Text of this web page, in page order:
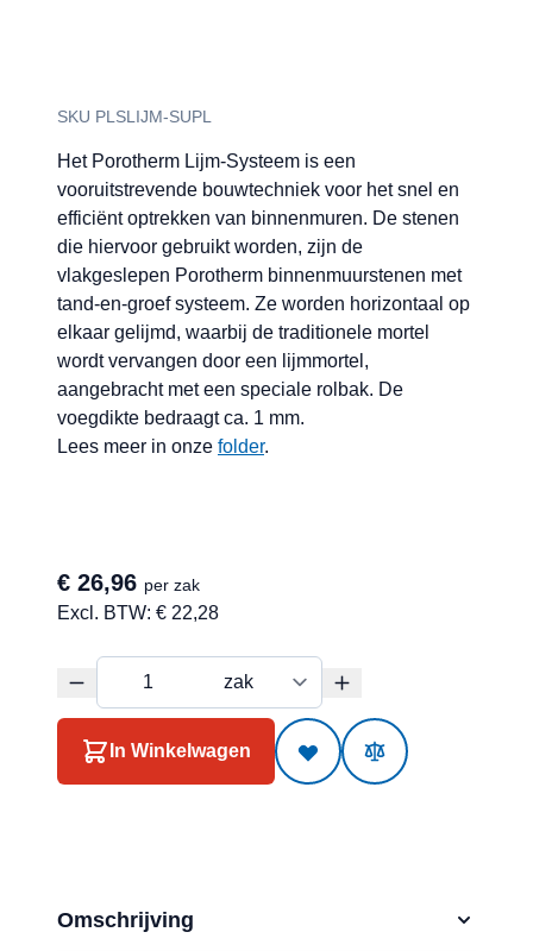
SKU PLSLIJM-SUPL
Het Porotherm Lijm-Systeem is een
vooruitstrevende bouwtechniek voor het snel en
efficiënt optrekken van binnenmuren. De stenen
die hiervoor gebruikt worden, zijn de
vlakgeslepen Porotherm binnenmuurstenen met
tand-en-groef systeem. Ze worden horizontaal op
elkaar gelijmd, waarbij de traditionele mortel
wordt vervangen door een lijmmortel,
aangebracht met een speciale rolbak. De
voegdikte bedraagt ca. 1 mm.
Lees meer in onze folder.
€ 26,96 per zak
Excl. BTW: € 22,28
In Winkelwagen
Omschrijving